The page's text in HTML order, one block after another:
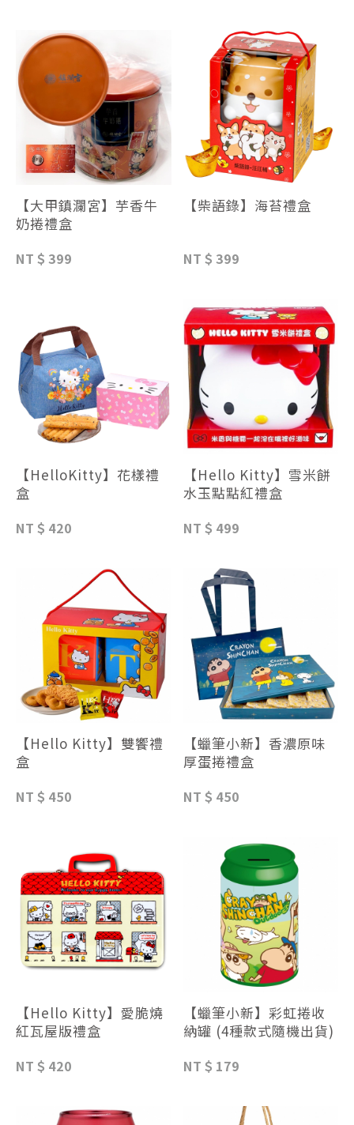
【大甲鎮瀾宮】芋香牛
奶捲禮盒
NT＄399
【柴語錄】海苔禮盒
NT＄399
【HelloKitty】花樣禮
盒
NT＄420
【Hello Kitty】雪米餅
水玉點點紅禮盒
NT＄499
【Hello Kitty】雙饗禮
盒
NT＄450
【蠟筆小新】香濃原味
厚蛋捲禮盒
NT＄450
【Hello Kitty】愛脆燒
紅瓦屋版禮盒
NT＄420
【蠟筆小新】彩虹捲收
納罐 (4種款式隨機出貨)
NT＄179